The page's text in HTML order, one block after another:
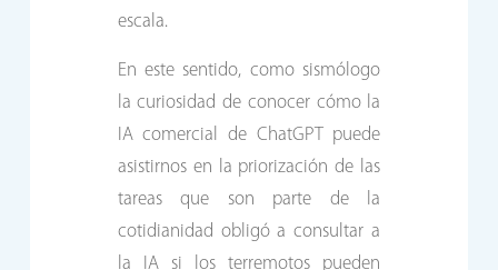
escala.
En este sentido, como sismólogo
la curiosidad de conocer cómo la
IA comercial de ChatGPT puede
asistirnos en la priorización de las
tareas que son parte de la
cotidianidad obligó a consultar a
la IA si los terremotos pueden